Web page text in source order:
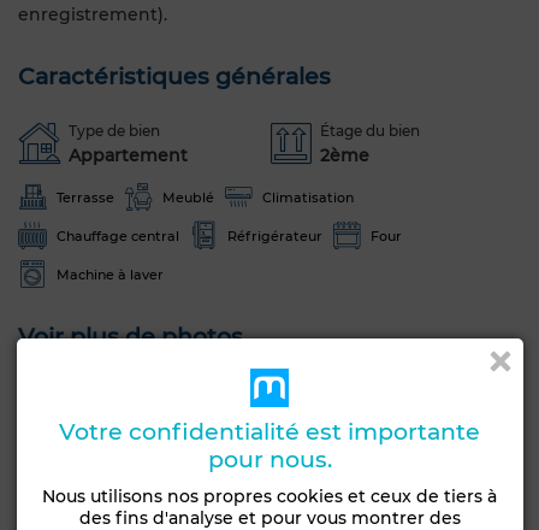
enregistrement).
Caractéristiques générales
Type de bien
Appartement
Étage du bien
2ème
Terrasse Meublé Climatisation
Chauffage central Réfrigérateur Four
Machine à laver
Voir plus de photos
Votre confidentialité est importante
pour nous.
Nous utilisons nos propres cookies et ceux de tiers à
des fins d'analyse et pour vous montrer des